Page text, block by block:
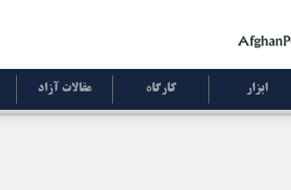
ابزار کارگاه مقالات آزاد